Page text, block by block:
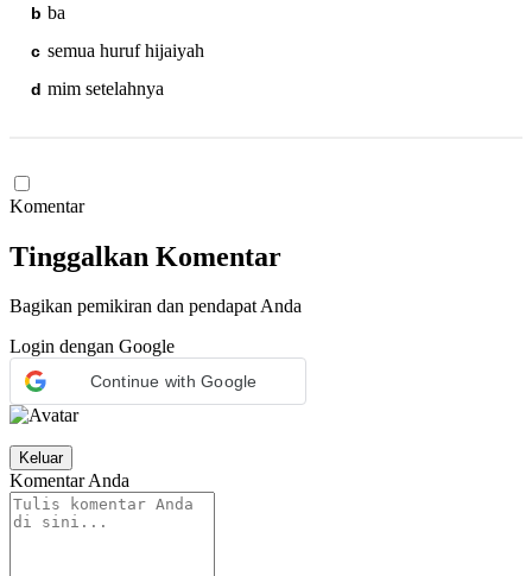
ba
semua huruf hijaiyah
mim setelahnya
Komentar
Tinggalkan Komentar
Bagikan pemikiran dan pendapat Anda
Login dengan Google
Continue with Google
Keluar
Komentar Anda